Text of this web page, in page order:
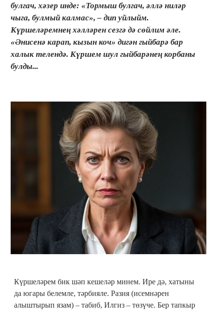
булгач, хәзер инде: «Тормыш булгач, әллә ниләр
чыга, булмый калмас», – дип уйлыйм.
Күршеләремнең хәлләрен сезгә дә сөйлим әле.
«Әнисенә карап, кызын коч» дигән гыйбарә бар
халык телендә. Күршем шул гыйбарәнең корбаны
булды...
Күршеләрем бик шәп кешеләр минем. Ире дә, хатыны
да югары белемле, тәрбияле. Разия (исемнәрен
алыштырып язам) – табиб, Илгиз – төзүче. Бер тапкыр